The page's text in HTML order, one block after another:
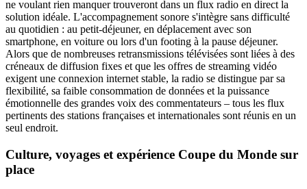
ne voulant rien manquer trouveront dans un flux radio en direct la
solution idéale. L'accompagnement sonore s'intègre sans difficulté
au quotidien : au petit-déjeuner, en déplacement avec son
smartphone, en voiture ou lors d'un footing à la pause déjeuner.
Alors que de nombreuses retransmissions télévisées sont liées à des
créneaux de diffusion fixes et que les offres de streaming vidéo
exigent une connexion internet stable, la radio se distingue par sa
flexibilité, sa faible consommation de données et la puissance
émotionnelle des grandes voix des commentateurs – tous les flux
pertinents des stations françaises et internationales sont réunis en un
seul endroit.
Culture, voyages et expérience Coupe du Monde sur
place